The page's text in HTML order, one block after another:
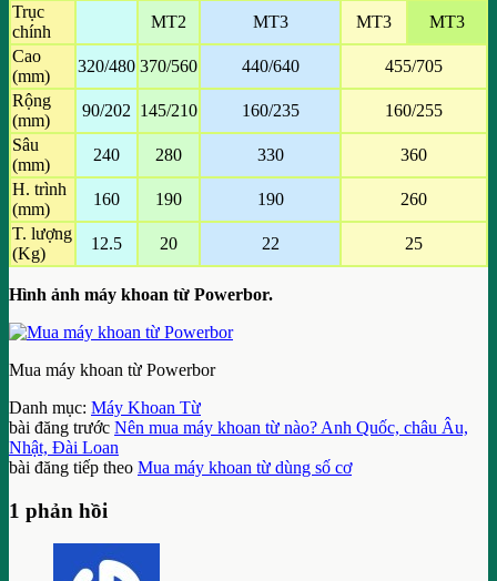
Trục
chính
MT2 MT3 MT3
MT3
Cao
(mm)
320/480 370/560 440/640
455/705
Rộng
(mm)
90/202 145/210 160/235
160/255
Sâu
(mm)
240 280 330
360
H. trình
(mm)
160 190 190
260
T. lượng
(Kg)
12.5 20 22 25
Hình ảnh máy khoan từ Powerbor.
Mua máy khoan từ Powerbor
Danh mục: Máy Khoan Từ
bài đăng trước Nên mua máy khoan từ nào? Anh Quốc, châu Âu,
Nhật, Đài Loan
bài đăng tiếp theo Mua máy khoan từ dùng số cơ
1 phản hồi